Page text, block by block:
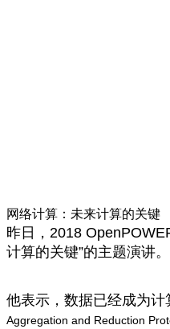
网络计算：未来计算的关键
昨日， 2018
计算的关键”的主题演讲。
他表示，数据已经成为计
Aggregation and Reduction